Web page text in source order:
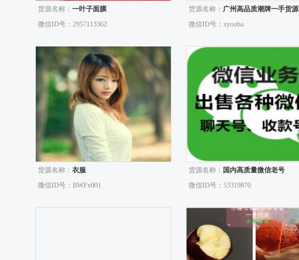
货源名称： 一叶子面膜
微信ID号：2957113362
货源名称： 广州高品质潮牌一手货源
微信ID号：xyooba
货源名称： 衣服
微信ID号：BWFx001
货源名称： 国内高质量微信老号
微信ID号：53319870